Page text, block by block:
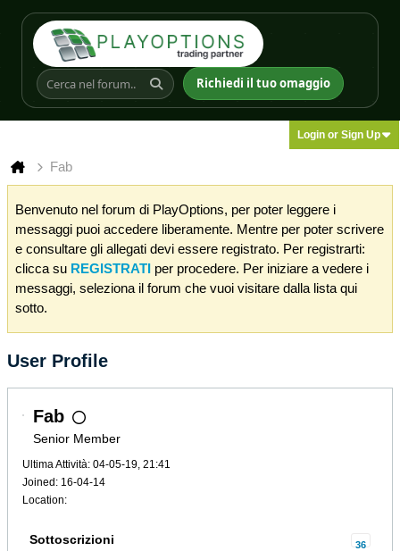
Richiedi il tuo omaggio
Login or Sign Up
Fab
Benvenuto nel forum di PlayOptions, per poter leggere i
messaggi puoi accedere liberamente. Mentre per poter scrivere
e consultare gli allegati devi essere registrato. Per registrarti:
clicca su REGISTRATI per procedere. Per iniziare a vedere i
messaggi, seleziona il forum che vuoi visitare dalla lista qui
sotto.
User Profile
Fab
Senior Member
Ultima Attività: 04-05-19, 21:41
Joined: 16-04-14
Location:
Sottoscrizioni 36